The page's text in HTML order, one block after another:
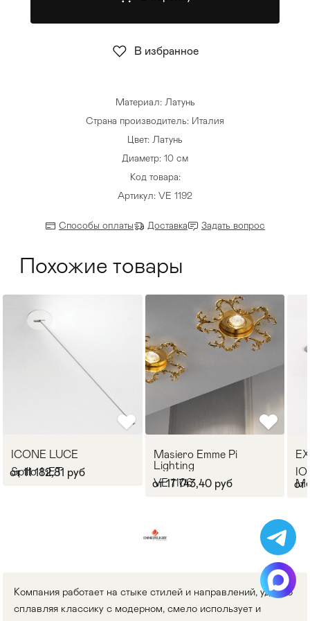
Стулья >
Материал: Латунь
Страна производитель: Италия
Цвет: Латунь
Диаметр: 10 см
Код товара:
Артикул: VE 1192
Способы оплаты Доставка Задать вопрос
В избранное
Похожие товары
ICONE LUCE
Spillo 1 iET
от 11 182,81 руб
Masiero Emme Pi
Lighting
VE 1106
от 17 743,40 руб от
Компания работает на стыке стилей и направлений, удачно
сплавляя классику с модерном, смело использует и